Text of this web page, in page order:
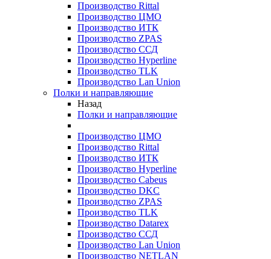
Производство Rittal
Производство ЦМО
Производство ИТК
Производство ZPAS
Производство ССД
Производство Hyperline
Производство TLK
Производство Lan Union
Полки и направляющие
Назад
Полки и направляющие
Производство ЦМО
Производство Rittal
Производство ИТК
Производство Hyperline
Производство Cabeus
Производство DKC
Производство ZPAS
Производство TLK
Производство Datarex
Производство ССД
Производство Lan Union
Производство NETLAN